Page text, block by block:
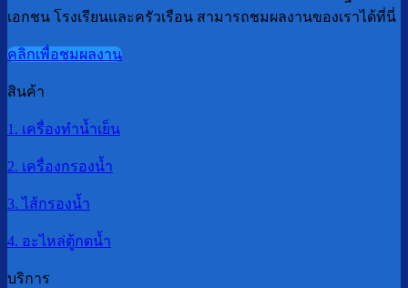
เอกชน โรงเรียนและครัวเรือน สามารถชมผลงานของเราได้ที่นี่
คลิกเพื่อชมผลงาน
สินค้า
1. เครื่องทำน้ำเย็น
2. เครื่องกรองน้ำ
3. ไส้กรองน้ำ
4. อะไหล่ตู้กดน้ำ
บริการ